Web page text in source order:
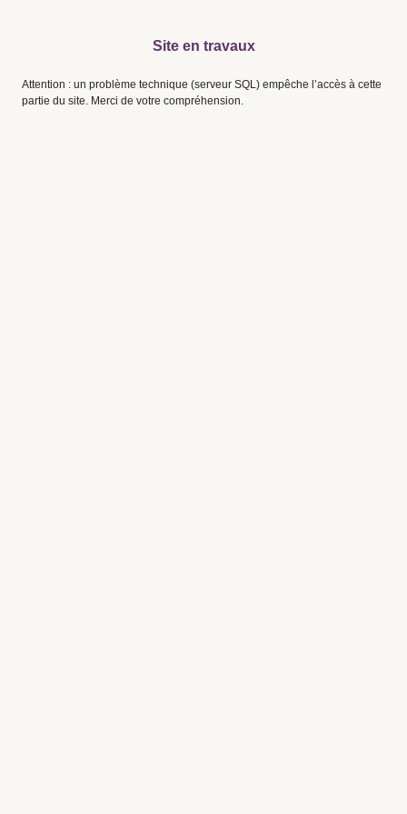
Site en travaux
Attention : un problème technique (serveur SQL) empêche l’accès à cette
partie du site. Merci de votre compréhension.